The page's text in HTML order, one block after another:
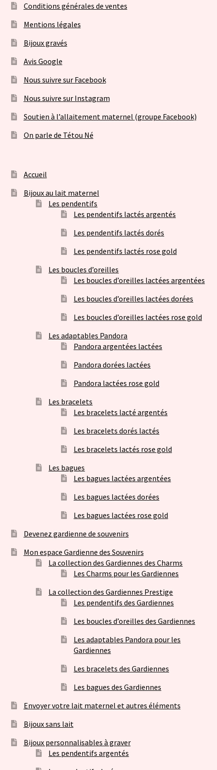
Conditions générales de ventes
Mentions légales
Bijoux gravés
Avis Google
Nous suivre sur Facebook
Nous suivre sur Instagram
Soutien à l’allaitement maternel (groupe Facebook)
On parle de Tétou Né
Accueil
Bijoux au lait maternel
Les pendentifs
Les pendentifs lactés argentés
Les pendentifs lactés dorés
Les pendentifs lactés rose gold
Les boucles d’oreilles
Les boucles d’oreilles lactées argentées
Les boucles d’oreilles lactées dorées
Les boucles d’oreilles lactées rose gold
Les adaptables Pandora
Pandora argentées lactées
Pandora dorées lactées
Pandora lactées rose gold
Les bracelets
Les bracelets lacté argentés
Les bracelets dorés lactés
Les bracelets lactés rose gold
Les bagues
Les bagues lactées argentées
Les bagues lactées dorées
Les bagues lactées rose gold
Devenez gardienne de souvenirs
Mon espace Gardienne des Souvenirs
La collection des Gardiennes des Charms
Les Charms pour les Gardiennes
La collection des Gardiennes Prestige
Les pendentifs des Gardiennes
Les boucles d’oreilles des Gardiennes
Les adaptables Pandora pour les
Gardiennes
Les bracelets des Gardiennes
Les bagues des Gardiennes
Envoyer votre lait maternel et autres éléments
Bijoux sans lait
Bijoux personnalisables à graver
Les pendentifs argentés